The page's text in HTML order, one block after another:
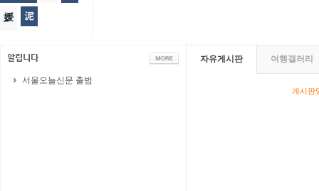
媛 泥
서울오늘신문 출범
자유게시판 여행갤러리
게시판